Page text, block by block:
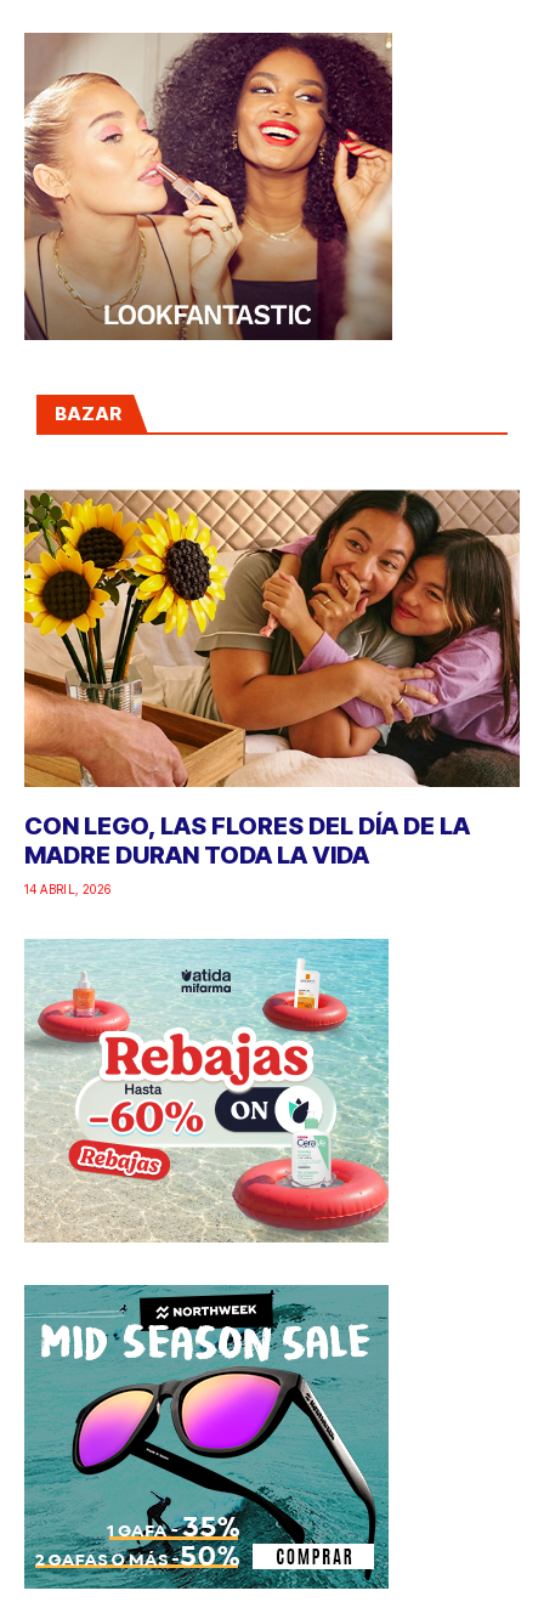
BAZAR
CON LEGO, LAS FLORES DEL DÍA DE LA
MADRE DURAN TODA LA VIDA
14 ABRIL, 2026